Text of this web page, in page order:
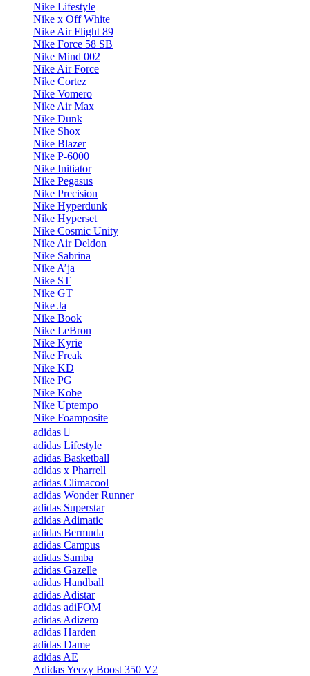
Nike Lifestyle
Nike x Off White
Nike Air Flight 89
Nike Force 58 SB
Nike Mind 002
Nike Air Force
Nike Cortez
Nike Vomero
Nike Air Max
Nike Dunk
Nike Shox
Nike Blazer
Nike P-6000
Nike Initiator
Nike Pegasus
Nike Precision
Nike Hyperdunk
Nike Hyperset
Nike Cosmic Unity
Nike Air Deldon
Nike Sabrina
Nike A’ja
Nike ST
Nike GT
Nike Ja
Nike Book
Nike LeBron
Nike Kyrie
Nike Freak
Nike KD
Nike PG
Nike Kobe
Nike Uptempo
Nike Foamposite
adidas
adidas Lifestyle
adidas Basketball
adidas x Pharrell
adidas Climacool
adidas Wonder Runner
adidas Superstar
adidas Adimatic
adidas Bermuda
adidas Campus
adidas Samba
adidas Gazelle
adidas Handball
adidas Adistar
adidas adiFOM
adidas Adizero
adidas Harden
adidas Dame
adidas AE
Adidas Yeezy Boost 350 V2